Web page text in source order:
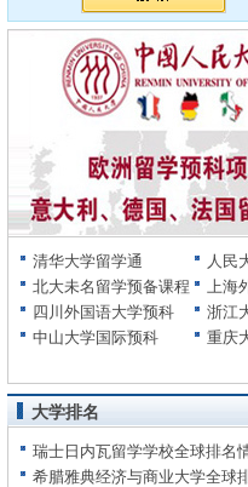
清华大学留学通
人民
北大未名留学预备课程
上海
四川外国语大学预科
浙江
中山大学国际预科
重庆
大学排名
瑞士日内瓦留学学校全球排名
希腊雅典经济与商业大学全球